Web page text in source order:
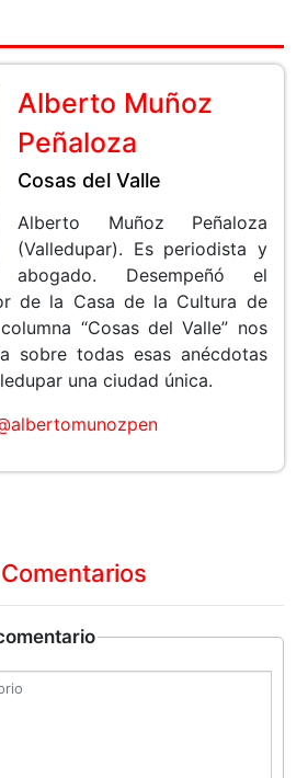
Alberto Muñoz
Peñaloza
Cosas del Valle
Alberto Muñoz Peñaloza
(Valledupar). Es periodista y
abogado. Desempeñó el
de la Casa de la Cultura de
“Cosas del Valle” nos
sobre todas esas anécdotas
una ciudad única.